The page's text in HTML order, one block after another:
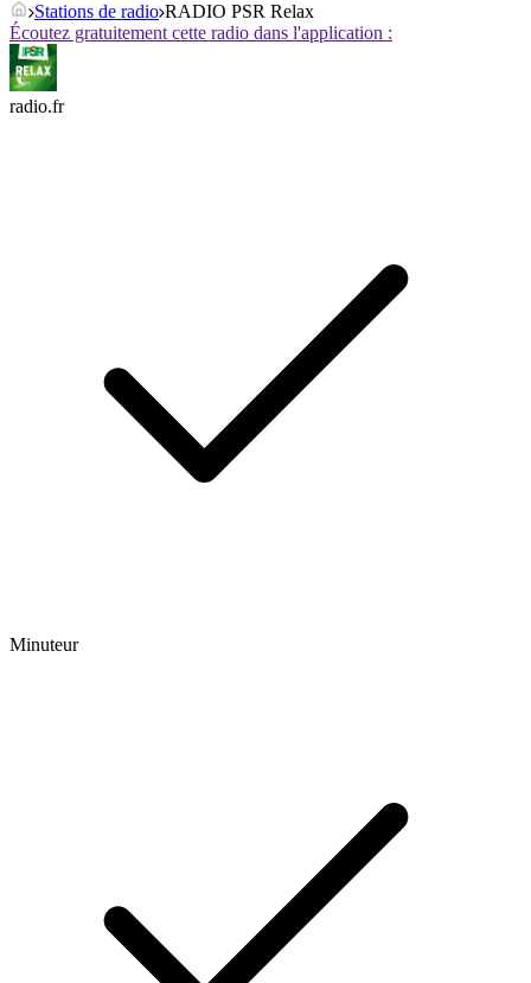
Stations de radio RADIO PSR Relax
Écoutez gratuitement cette radio dans l'application :
radio.fr
Minuteur